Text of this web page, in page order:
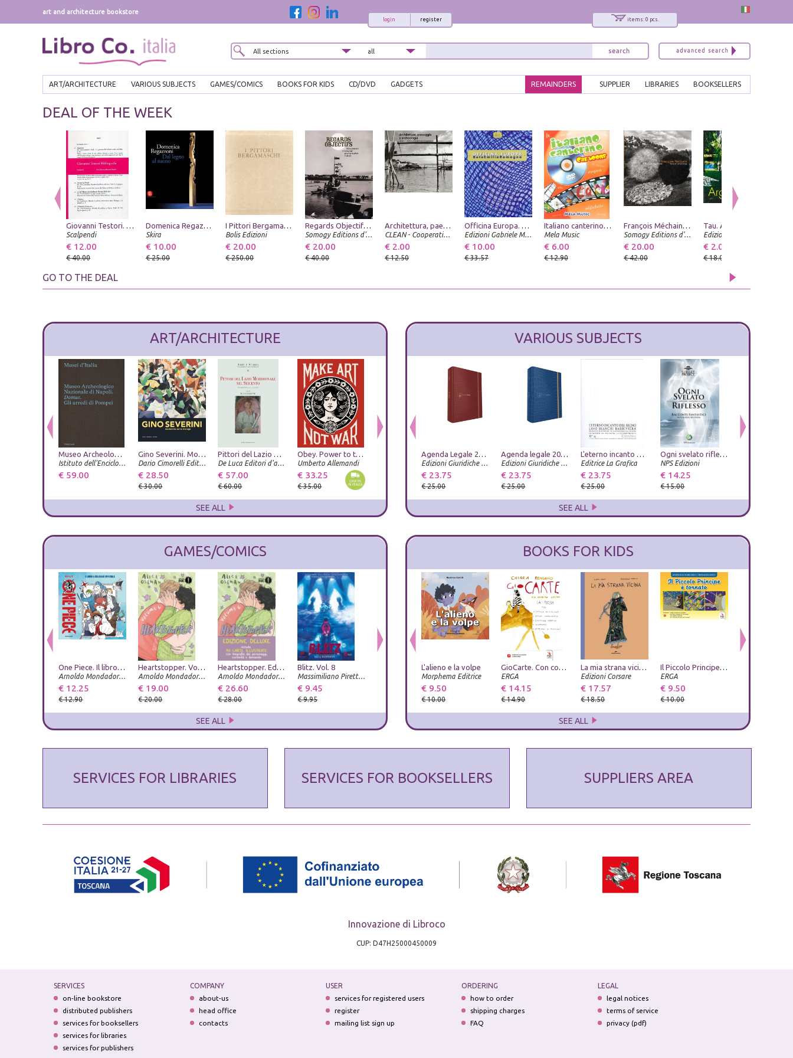
art and architecture bookstore
items: 0 pcs.
register
login
ART/ARCHITECTURE VARIOUS SUBJECTS GAMES/COMICS BOOKS FOR KIDS CD/DVD GADGETS BOOKSELLERS
LIBRARIES
SUPPLIER
REMAINDERS
DEAL OF THE WEEK
Giovanni Testori. Bibliografia
Scalpendi
€ 12.00
€ 40.00
Domenica Regazzoni. Dal Legno al Suono
Skira
€ 10.00
€ 25.00
I Pittori Bergamaschi. Il Seicento. III
Bolis Edizioni
€ 20.00
€ 250.00
Regards Objectifs. Mieusement et Lesueur Photographes à Blois
Somogy Editions d'Art
€ 20.00
€ 40.00
Architettura, paesaggio e archeologia. Miseno, 2° Seminario Internazionale di Progettazione
CLEAN - Cooperativa Libraria Editrice Architettura Napoli
€ 2.00
€ 12.50
Officina Europa. Rete Emilia Romagna
Edizioni Gabriele Mazzotta
€ 10.00
€ 33.57
Italiano canterino cartoons. Con DVD
Mela Music
€ 6.00
€ 12.90
François Méchain, l'Exerice des Choses. The exercise of Things
Somogy Editions d'Art
€ 20.00
€ 42.00
Tau. Argento vivo
€ 2.00
€ 18.08
GO TO THE DEAL
ART/ARCHITECTURE
Museo Archeologico Nazionale di Napoli. Domus. Gli arredi di Pompei
Istituto dell'Enciclopedia Italiana
€ 59.00
Gino Severini. Modernità come dialogo
Dario Cimorelli Editore
€ 28.50
€ 30.00
Pittori del Lazio meridionale nel Seicento. Orazio Zecca e gli altri
De Luca Editori d'arte
€ 57.00
€ 60.00
Obey. Power to the peaceful. Ediz. italiana
Umberto Allemandi
€ 33.25
€ 35.00
Helter Skelter. Arthur Jafa and Richard Prince
Progetto Prada Arte
Bellezza e Bruttezza. Ideale reale caricaturale nel rinascimento
Umberto Allemandi
Diego Rivera e la costruzione dell'arte moderna in Messico nel XX secolo
Gangemi Editore
Studi tizianeschi. Annuario della Fondazione Centro studi Tiziano e Cadore. Ediz. illustrata. Vol. 15
ZeL Edizioni
SEE ALL
VARIOUS SUBJECTS
Agenda Legale 2027. Classica Lizard rosso. Con app Agenda Legale Pro
Edizioni Giuridiche Simone
€ 23.75
€ 25.00
Agenda legale 2027. Law & Trend Croco blue. Con app Agenda Legale Pro
Edizioni Giuridiche Simone
€ 23.75
€ 25.00
L'eterno incanto del segno. Lino Bianchi Barriviera, omaggio al maestro nel 120° anniversario dallla nascita. Quaderni di Incisione Contemporanea n 31
Editrice La Grafica
€ 23.75
€ 25.00
Ogni svelato riflesso. Racconti fantastici
NPS Edizioni
€ 14.25
€ 15.00
SEE ALL
GAMES/COMICS
One Piece. Il libro da colorare ufficiale. Ediz. illustrata
Arnoldo Mondadori Editore
€ 12.25
€ 12.90
Heartstopper. Vol. 6
Arnoldo Mondadori Editore
€ 19.00
€ 20.00
Heartstopper. Ediz. deluxe. Con Carte. Vol. 6
Arnoldo Mondadori Editore
€ 26.60
€ 28.00
Blitz. Vol. 8
Massimiliano Piretti Editore
€ 9.45
€ 9.95
Humanity elect
Prospettiva Editrice
Tex. La letteratura più veloce del West
Luni Editrice
Ustica. Vergogna di Stato
Edizioni Ex Libris
Leggende napoletane. Vol. 3
Phoenix Publishing
SEE ALL
BOOKS FOR KIDS
L'alieno e la volpe
Morphema Editrice
€ 9.50
€ 10.00
GioCarte. Con contenuti ed esercizi multimediali
ERGA
€ 14.15
€ 14.90
La mia strana vicina. Ediz. a colori
Edizioni Corsare
€ 17.57
€ 18.50
Il Piccolo Principe è tornato. Ediz. a colori
ERGA
€ 9.50
€ 10.00
SEE ALL
SERVICES FOR LIBRARIES SERVICES FOR BOOKSELLERS SUPPLIERS AREA
Innovazione di Libroco
CUP: D47H25000450009
SERVICES
on-line bookstore
distributed publishers
services for booksellers
services for libraries
services for publishers
COMPANY
about-us
head office
contacts
USER
services for registered users
register
mailing list sign up
ORDERING
how to order
shipping charges
FAQ
LEGAL
legal notices
terms of service
privacy (pdf)